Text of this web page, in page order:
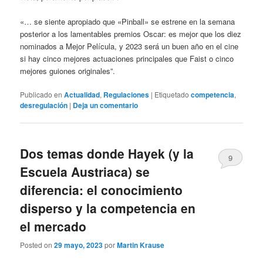
«… se siente apropiado que «Pinball» se estrene en la semana
posterior a los lamentables premios Oscar: es mejor que los diez
nominados a Mejor Película, y 2023 será un buen año en el cine
si hay cinco mejores actuaciones principales que Faist o cinco
mejores guiones originales”.
Publicado en Actualidad, Regulaciones | Etiquetado competencia,
desregulación | Deja un comentario
Dos temas donde Hayek (y la
Escuela Austriaca) se
diferencia: el conocimiento
disperso y la competencia en
el mercado
Posted on29 mayo, 2023porMartin Krause
9